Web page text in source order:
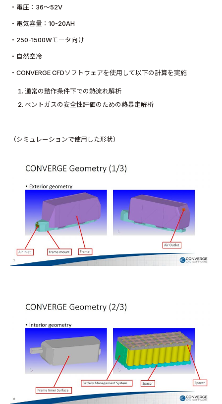
・電圧：36～52V
・電気容量：10-20AH
・250-1500Wモータ向け
・自然空冷
・CONVERGE CFDソフトウェアを使用して以下の計算を実施
通常の動作条件下での熱流れ解析
ベントガスの安全性評価のための熱暴走解析
（シミュレーションで使用した形状）